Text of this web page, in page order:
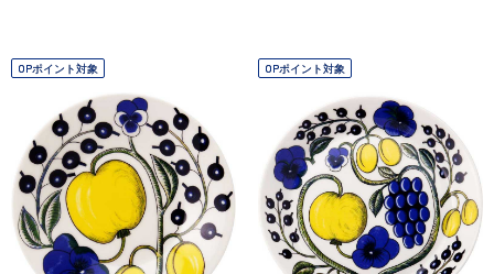
OPポイント対象 OPポイント対象